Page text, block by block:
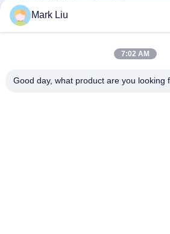
PUの筆箱の袋の波の縞のジッパーの閉鎖
かわいいペンの文房具のホールダー
専門の構造のブラシ ロール袋の洗面用
Mark Liu
7:02 AM
Good day, what product are you looking